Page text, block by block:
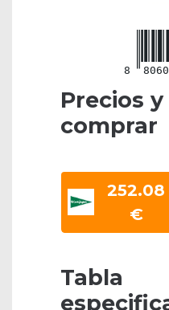
8
Precios
comprar
252.08
€
Tabla